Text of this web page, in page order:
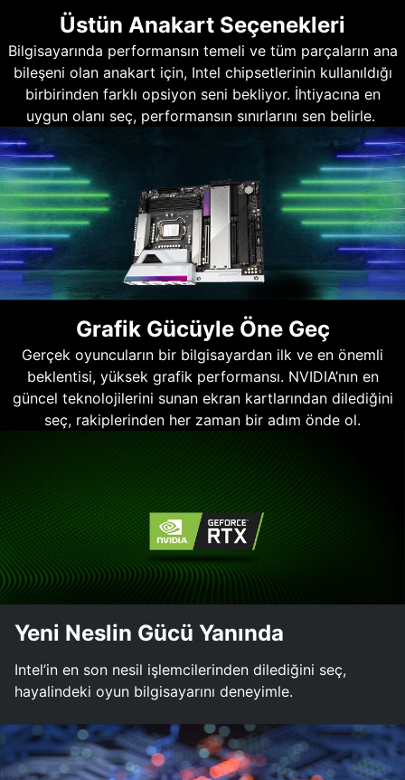
Üstün Anakart Seçenekleri
Bilgisayarında performansın temeli ve tüm parçaların ana
bileşeni olan anakart için, Intel chipsetlerinin kullanıldığı
birbirinden farklı opsiyon seni bekliyor. İhtiyacına en
uygun olanı seç, performansın sınırlarını sen belirle.
Grafik Gücüyle Öne Geç
Gerçek oyuncuların bir bilgisayardan ilk ve en önemli
beklentisi, yüksek grafik performansı. NVIDIA’nın en
güncel teknolojilerini sunan ekran kartlarından dilediğini
seç, rakiplerinden her zaman bir adım önde ol.
Yeni Neslin Gücü Yanında
Intel’in en son nesil işlemcilerinden dilediğini seç,
hayalindeki oyun bilgisayarını deneyimle.